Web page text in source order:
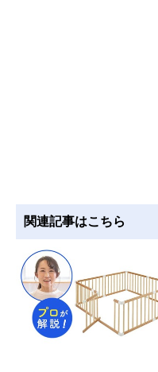
関連記事はこちら